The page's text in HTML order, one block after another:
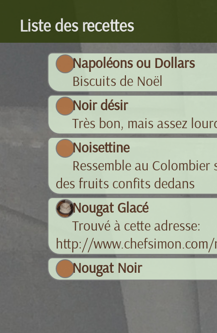
Liste des recettes
Napoléons ou Dollars
Biscuits de Noël
Noir désir
Très bon, mais assez
Noisettine
Ressemble au
des fruits confits dedans
Nougat Glacé
Trouvé à cette adresse:
http://
Nougat Noir